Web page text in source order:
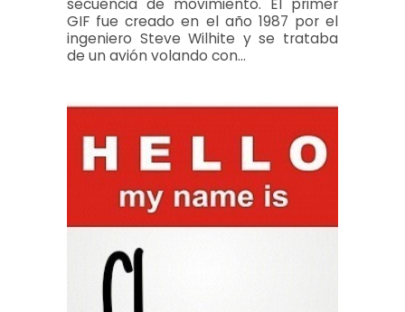
GIF fue creado en el año 1987 por el
ingeniero Steve Wilhite y se trataba
de un avión volando con…